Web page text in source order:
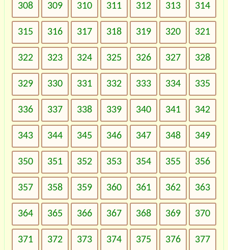
308 309 310 311 312 313 314
315 316 317 318 319 320 321
322 323 324 325 326 327 328
329 330 331 332 333 334 335
336 337 338 339 340 341 342
343 344 345 346 347 348 349
350 351 352 353 354 355 356
357 358 359 360 361 362 363
364 365 366 367 368 369 370
371 372 373 374 375 376 377